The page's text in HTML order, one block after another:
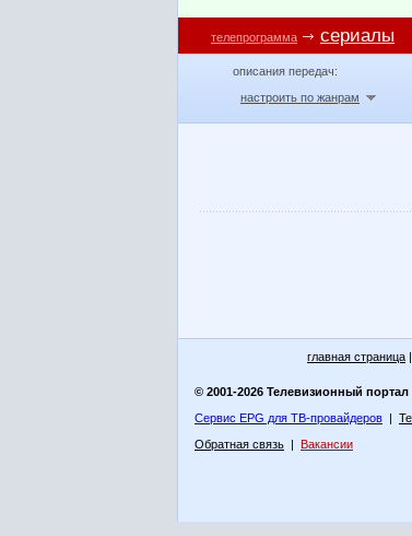
телепрограмма сериалы
описания передач:
настроить по жанрам
главная страница
© 2001-2026 Телевизионный
Сервис EPG для ТВ-провайдеров |
Обратная связь | Вакансии